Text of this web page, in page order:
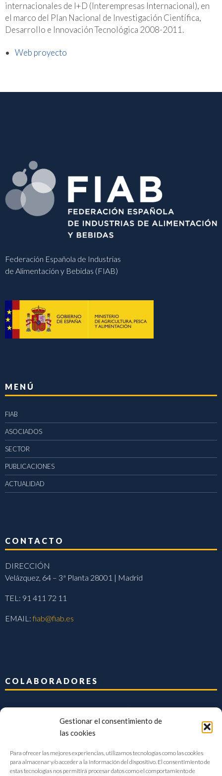
Gestionar el consentimiento de
las cookies
Para ofrecer las mejores experiencias, utilizamos tecnologías como las cookies
para almacenar y/o acceder a la información del dispositivo. El consentimiento de
estas tecnologías nos permitirá procesar datos como el comportamiento de
internacionales de I+D (Interempresas Internacional), en
el marco del Plan Nacional de Investigación Científica,
Desarrollo e Innovación Tecnológica 2008-2011.
Web proyecto
Federación Española de Industrias
de Alimentación y Bebidas (FIAB)
MENÚ
FIAB
ASOCIADOS
SECTOR
PUBLICACIONES
ACTUALIDAD
CONTACTO
DIRECCIÓN
Velázquez, 64 – 3ª Planta 28001 | Madrid
TEL: 91 411 72 11
EMAIL:fiab@fiab.es
COLABORADORES